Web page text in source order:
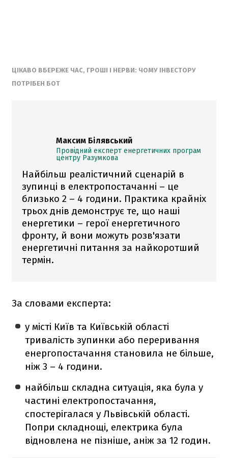
ЦІКАВО ВБЕРЕЖЕ ЧАС, ГРОШІ І НЕРВИ: ЧОМУ ІНВЕСТОРУ
ПОТРІБЕН БОТ
Максим Білявський
Провідний експерт енергетичних програм
центру Разумкова
Найбільш реалістичний сценарій в
зупинці в електропостачанні – це
близько 2 – 4 години. Практика крайніх
трьох днів демонструє те, що наші
енергетики – герої енергетичного
фронту, й вони можуть розв'язати
енергетичні питання за найкоротший
термін.
За словами експерта:
у місті Київ та Київській області
тривалість зупинки або переривання
енергопостачання становила не більше,
ніж 3 – 4 години.
найбільш складна ситуація, яка була у
частині електропостачання,
спостерігалася у Львівській області.
Попри складнощі, електрика була
відновлена не пізніше, аніж за 12 годин.